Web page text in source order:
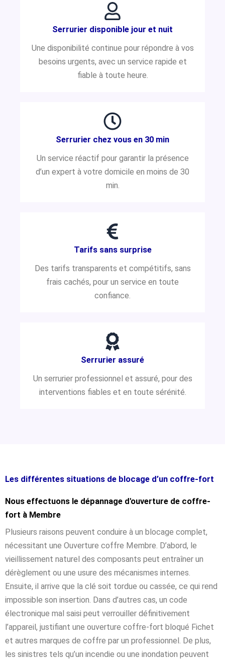
Serrurier disponible jour et nuit
Une disponibilité continue pour répondre à vos
besoins urgents, avec un service rapide et
fiable à toute heure.
Serrurier chez vous en 30 min
Un service réactif pour garantir la présence
d’un expert à votre domicile en moins de 30
min.
Tarifs sans surprise
Des tarifs transparents et compétitifs, sans
frais cachés, pour un service en toute
confiance.
Serrurier assuré
Un serrurier professionnel et assuré, pour des
interventions fiables et en toute sérénité.
Les différentes situations de blocage d’un coffre-fort
Nous effectuons le dépannage d'ouverture de coffre-
fort à Membre
Plusieurs raisons peuvent conduire à un blocage complet,
nécessitant une Ouverture coffre Membre. D’abord, le
vieillissement naturel des composants peut entraîner un
dérèglement ou une usure des mécanismes internes.
Ensuite, il arrive que la clé soit tordue ou cassée, ce qui rend
impossible son insertion. Dans d’autres cas, un code
électronique mal saisi peut verrouiller définitivement
l’appareil, justifiant une ouverture coffre-fort bloqué Fichet
et autres marques de coffre par un professionnel. De plus,
les sinistres tels qu’un incendie ou une inondation peuvent